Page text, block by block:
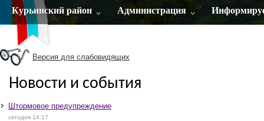
Курьинский район Администрация
Версия для слабовидящих
Новости и события
Штормовое предупреждение
сегодня 14:17